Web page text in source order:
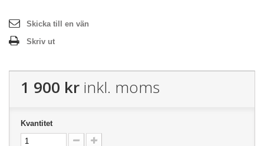
Skicka till en vän
Skriv ut
1 900 kr inkl. moms
Kvantitet